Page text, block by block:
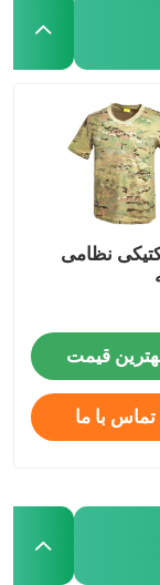
نظامی
قیمت
تماس با ما